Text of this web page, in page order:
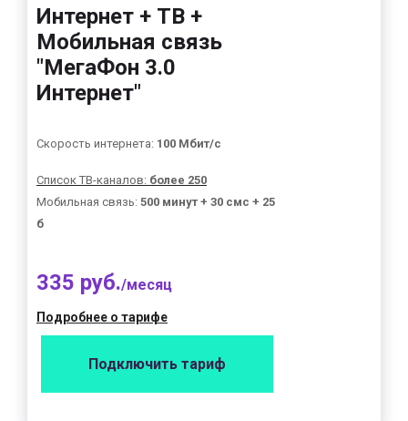
Интернет + ТВ +
Мобильная связь
"МегаФон 3.0
Интернет"
Скорость интернета: 100 Мбит/с
Список ТВ-каналов: более 250
Мобильная связь: 500 минут + 30 смс + 25
б
335 руб./месяц
Подробнее о тарифе
Подключить тариф